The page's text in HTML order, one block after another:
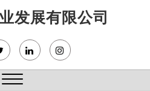
发展有限公司